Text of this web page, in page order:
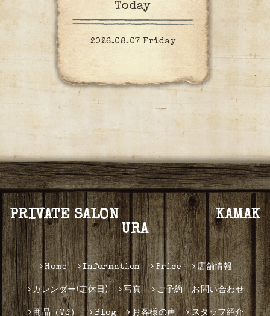
Today
2026.08.07 Friday
PRIVATE SALON KAMAK
URA
Home Information Price 店舗情報
カレンダー(定休日) 写真 ご予約 お問い合わせ
商品（V3） Blog お客様の声 スタッフ紹介